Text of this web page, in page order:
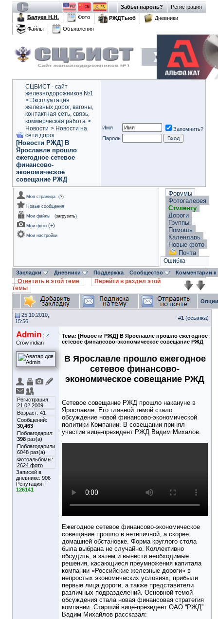
Регистрация
Забыл пароль?
Балуев Н.Н.
Фото РЖДТьюб
Дневники
Файлы
Объявления
СЦБИСТ - сайт
железнодорожников №1
> Эксплуатация
железных дорог, вагоны,
контактная сеть, связь,
коммерческая работа >
Новости > Новости на
сети дорог
[Новости РЖД] В
Ярославле прошло
ежегодное сетевое
финансово-
экономическое
совещание РЖД
Имя
Запомнить?
Пароль
Моя страница (?)
Новые сообщения
Мои файлы
(загрузить)
Мои фото (+)
Мои настройки
Форумы
Фотогалерея
Студенту
Дороги
Группы
Помощь
Календарь
Новые фото
Почта
Ошибка
Закладки Дневники Поддержка Сообщество Комментарии
Ответить в этой теме
Перейти в раздел этой
темы
25.10.2010,
15:56
#1 (ссылка)
Admin
Crow indian
Регистрация:
21.02.2009
Возраст: 41
Сообщений:
30,463
Поблагодарил:
398 раз(а)
Поблагодарили
6048 раз(а)
Фотоальбомы:
2624 фото
Записей в
дневнике: 906
Репутация:
126141
Тема: [Новости РЖД] В Ярославле прошло ежегодное
сетевое финансово-экономическое совещание РЖД
В Ярославле прошло ежегодное
сетевое финансово-
экономическое совещание РЖД
Сетевое совещание РЖД прошло накануне в
Ярославле. Его главной темой стало
обсуждение новой финансово-экономической
политики Компании. В совещании принял
участие вице-президент РЖД Вадим Михалов.
Ежегодное сетевое финансово-экономическое
совещание прошло в нетипичной, а скорее
домашней обстановке. Форма круглого стола
была выбрана не случайно. Коллективно
обсудить, а затем и вынести необходимые
решения, касающиеся преумножения капитала
компании «Российские железные дороги» в
непростых экономических условиях, прибыли
первые лица дороги, а также представители
различных подразделений. Основной темой
обсуждения стала новая финансовая стратегия
компании. Старший вице-президент ОАО “РЖД”
Вадим Михайлов рассказал: